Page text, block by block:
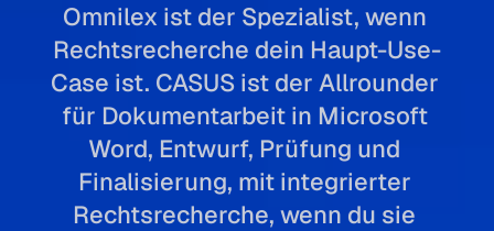
Omnilex ist der Spezialist, wenn
Rechtsrecherche dein Haupt-Use-
Case ist. CASUS ist der Allrounder
für Dokumentarbeit in Microsoft
Word, Entwurf, Prüfung und
Finalisierung, mit integrierter
Rechtsrecherche, wenn du sie